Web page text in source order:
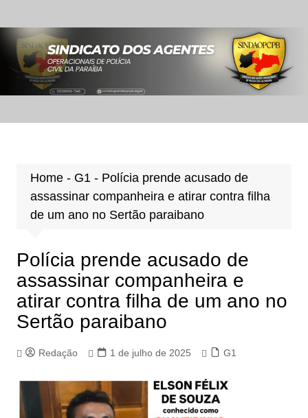
para
conteúdo
Home- G1 - Polícia prende acusado de
assassinar companheira e atirar contra filha
de um ano no Sertão paraibano
Polícia prende acusado de
assassinar companheira e
atirar contra filha de um ano no
Sertão paraibano
Redação 1 de julho de 2025 G1